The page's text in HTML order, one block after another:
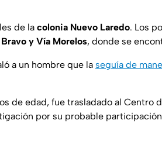
de la colonia Nuevo Laredo. Los
y Vía Morelos, donde se
a un hombre que la seguía de
de edad, fue trasladado al Centro
por su probable